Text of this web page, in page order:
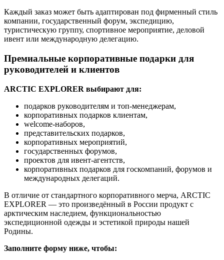
Каждый заказ может быть адаптирован под фирменный стиль
компании, государственный форум, экспедицию,
туристическую группу, спортивное мероприятие, деловой
ивент или международную делегацию.
Премиальные корпоративные подарки для
руководителей и клиентов
ARCTIC EXPLORER выбирают для:
подарков руководителям и топ-менеджерам,
корпоративных подарков клиентам,
welcome-наборов,
представительских подарков,
корпоративных мероприятий,
государственных форумов,
проектов для ивент-агентств,
корпоративных подарков для госкомпаний, форумов и
международных делегаций.
В отличие от стандартного корпоративного мерча, ARCTIC
EXPLORER — это произведённый в России продукт с
арктическим наследием, функциональностью
экспедиционной одежды и эстетикой природы нашей
Родины.
Заполните форму ниже, чтобы: